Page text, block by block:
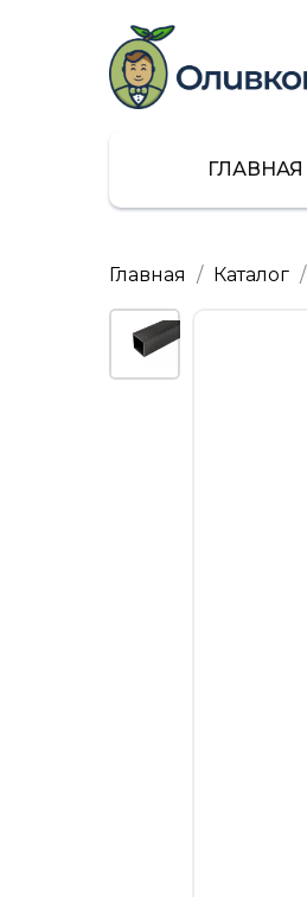
ГЛАВНАЯ
Главная Каталог